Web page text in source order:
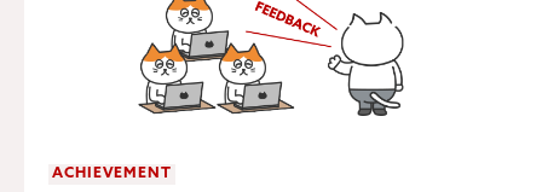
ACHIEVEMENT